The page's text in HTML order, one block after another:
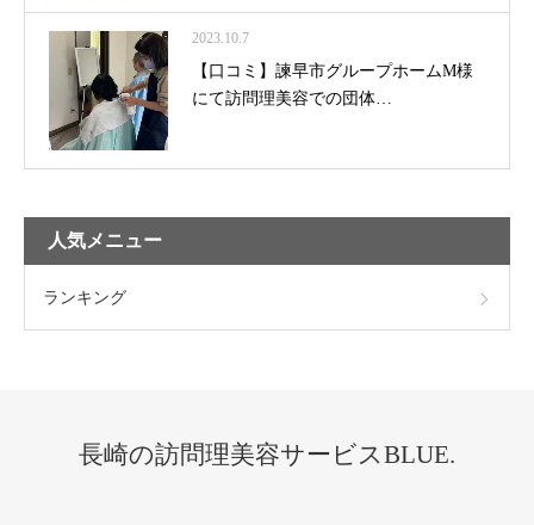
2023.10.7
【口コミ】諫早市グループホームM様
にて訪問理美容での団体…
人気メニュー
ランキング
長崎の訪問理美容サービスBLUE.